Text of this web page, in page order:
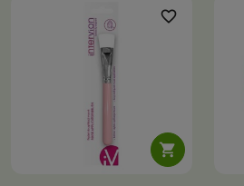

favorite_border